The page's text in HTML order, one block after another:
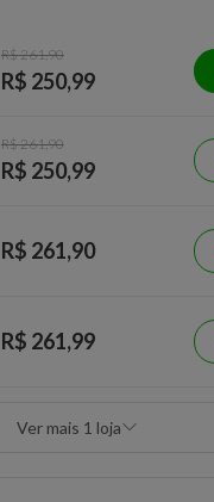
R$ 261,90
R$ 250,99
R$ 261,90
R$ 250,99
R$ 261,90
R$ 261,99
Ver mais 1 loja